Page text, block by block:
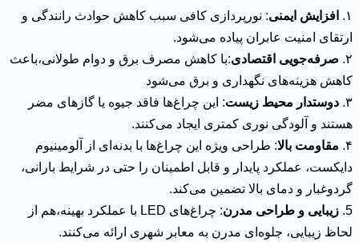
۱. افزایش ایمنی: نورپردازی کافی سبب کاهش حوادث رانندگی و
ارتقای امنیت عابران پیاده می‌شود.
۲. صرفه‌جویی اقتصادی:با کاهش مصرف برق و دوام طولانی،باعث
کاهش هزینه‌های نگهداری و برق می‌شود
۳. دوستدار محیط زیست: این چراغ‌ها فاقد جیوه یا گازهای مضر
هستند و آلودگی نوری کمتری ایجاد می‌کنند.
۴. مقاومت بالا: طراحی ویژه این چراغ‌ها با بدنه‌ای از آلومینیوم
دایکست، عملکرد پایدار و قابل اطمینان را حتی در شرایط بارانی،
گردوغبار و دمای بالا تضمین می‌کند.
5. زیبایی و طراحی مدرن
: چراغ‌های LED با عملکرد بهینه،هم از
لحاظ زیبایی، جلوه‌ای مدرن به معابر شهری ارائه می‌کنند.